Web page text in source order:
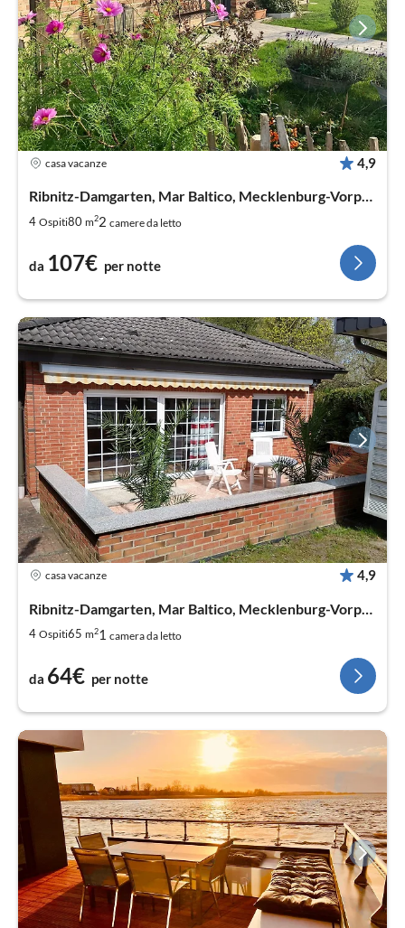
casa vacanze 4,9
Ribnitz-Damgarten, Mar Baltico, Mecklenburg-Vorpommern
4 Ospiti80 m22 camere da letto
da 107€ per notte
casa vacanze 4,9
4 Ospiti65 m21 camera da letto
da 64€ per notte